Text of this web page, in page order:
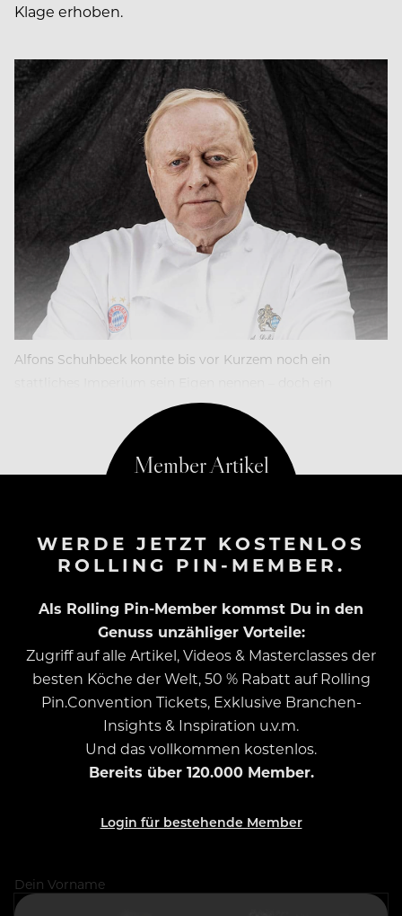
Klage erhoben.
Alfons Schuhbeck konnte bis vor Kurzem noch ein
Gerichtsprozess folgt auf den anderen
WERDE JETZT KOSTENLOS
ROLLING PIN-MEMBER.
Als Rolling Pin-Member kommst Du in den
Genuss unzähliger Vorteile:
Zugriff auf alle Artikel, Videos & Masterclasses der
besten Köche der Welt, 50 % Rabatt auf Rolling
Pin.Convention Tickets, Exklusive Branchen-
Insights & Inspiration u.v.m.
Und das vollkommen kostenlos.
Bereits über 120.000 Member.
Login für bestehende Member
Dein Vorname